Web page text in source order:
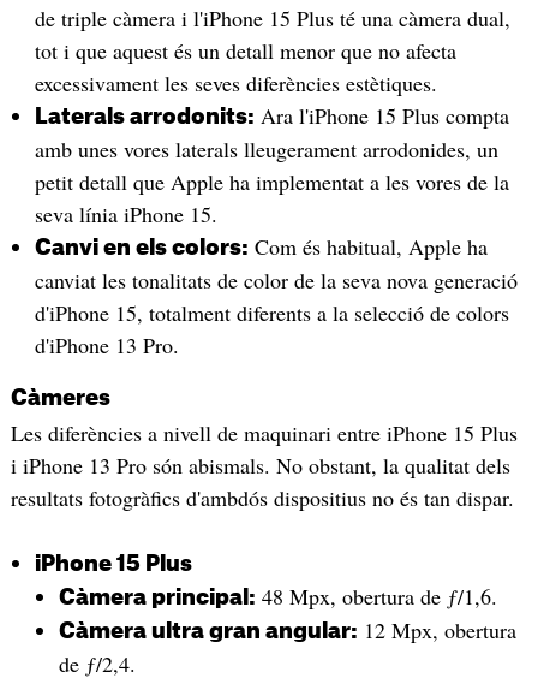
de triple càmera i l'iPhone 15 Plus té una càmera dual,
tot i que aquest és un detall menor que no afecta
excessivament les seves diferències estètiques.
Laterals arrodonits: Ara l'iPhone 15 Plus compta
amb unes vores laterals lleugerament arrodonides, un
petit detall que Apple ha implementat a les vores de la
seva línia iPhone 15.
Canvi en els colors: Com és habitual, Apple ha
canviat les tonalitats de color de la seva nova generació
d'iPhone 15, totalment diferents a la selecció de colors
d'iPhone 13 Pro.
Càmeres
Les diferències a nivell de maquinari entre iPhone 15 Plus
i iPhone 13 Pro són abismals. No obstant, la qualitat dels
resultats fotogràfics d'ambdós dispositius no és tan dispar.
iPhone 15 Plus
Càmera principal: 48 Mpx, obertura de ƒ/1,6.
Càmera ultra gran angular: 12 Mpx, obertura
de ƒ/2,4.